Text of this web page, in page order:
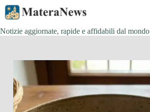
Salta
contenuto
Notizie aggiornate, rapide e affidabili dal mondo